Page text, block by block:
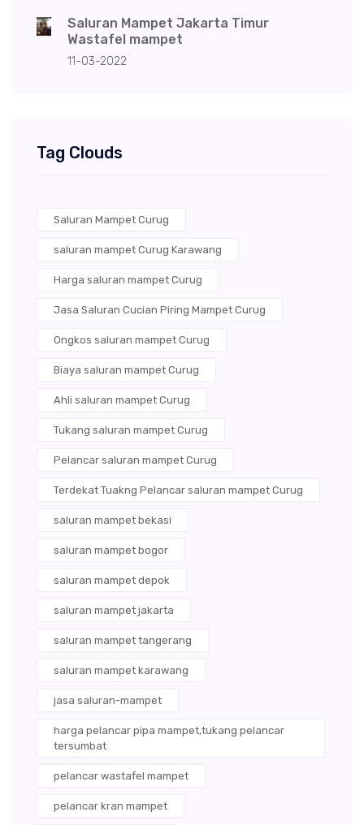
Saluran Mampet Jakarta Timur
Wastafel mampet
11-03-2022
Tag Clouds
Saluran Mampet Curug
saluran mampet Curug Karawang
Harga saluran mampet Curug
Jasa Saluran Cucian Piring Mampet Curug
Ongkos saluran mampet Curug
Biaya saluran mampet Curug
Ahli saluran mampet Curug
Tukang saluran mampet Curug
Pelancar saluran mampet Curug
Terdekat Tuakng Pelancar saluran mampet Curug
saluran mampet bekasi
saluran mampet bogor
saluran mampet depok
saluran mampet jakarta
saluran mampet tangerang
saluran mampet karawang
jasa saluran-mampet
harga pelancar pipa mampet,tukang pelancar
tersumbat
pelancar wastafel mampet
pelancar kran mampet